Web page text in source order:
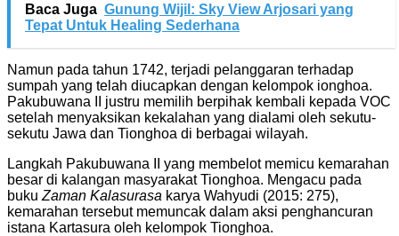
Baca Juga Gunung Wijil: Sky View Arjosari yang
Tepat Untuk Healing Sederhana
Namun pada tahun 1742, terjadi pelanggaran terhadap
sumpah yang telah diucapkan dengan kelompok ionghoa.
Pakubuwana II justru memilih berpihak kembali kepada VOC
setelah menyaksikan kekalahan yang dialami oleh sekutu-
sekutu Jawa dan Tionghoa di berbagai wilayah.
Langkah Pakubuwana II yang membelot memicu kemarahan
besar di kalangan masyarakat Tionghoa. Mengacu pada
buku Zaman Kalasurasa karya Wahyudi (2015: 275),
kemarahan tersebut memuncak dalam aksi penghancuran
istana Kartasura oleh kelompok Tionghoa.